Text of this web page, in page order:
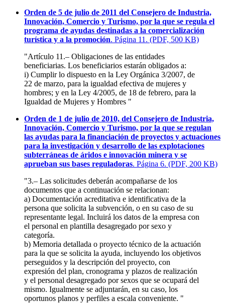
Orden de 5 de julio de 2011 del Consejero de Industria,
Innovación, Comercio y Turismo, por la que se regula el
programa de ayudas destinadas a la comercialización
turística y a la promoción. Página 11. (PDF, 500 KB)
"Artículo 11.– Obligaciones de las entidades
beneficiarias. Los beneficiarios estarán obligados a:
i) Cumplir lo dispuesto en la Ley Orgánica 3/2007, de
22 de marzo, para la igualdad efectiva de mujeres y
hombres; y en la Ley 4/2005, de 18 de febrero, para la
Igualdad de Mujeres y Hombres "
Orden de 1 de julio de 2010, del Consejero de Industria,
Innovación, Comercio y Turismo, por la que se regulan
las ayudas para la financiación de proyectos y actuaciones
para la investigación y desarrollo de las explotaciones
subterráneas de áridos e innovación minera y se
aprueban sus bases reguladoras. Página 6. (PDF, 200 KB)
"3.– Las solicitudes deberán acompañarse de los
documentos que a continuación se relacionan:
a) Documentación acreditativa e identificativa de la
persona que solicita la subvención, o en su caso de su
representante legal. Incluirá los datos de la empresa con
el personal en plantilla desagregado por sexo y
categoría.
b) Memoria detallada o proyecto técnico de la actuación
para la que se solicita la ayuda, incluyendo los objetivos
perseguidos y la descripción del proyecto, con
expresión del plan, cronograma y plazos de realización
y el personal desagregado por sexos que se ocupará del
mismo. Igualmente se adjuntarán, en su caso, los
oportunos planos y perfiles a escala conveniente. "